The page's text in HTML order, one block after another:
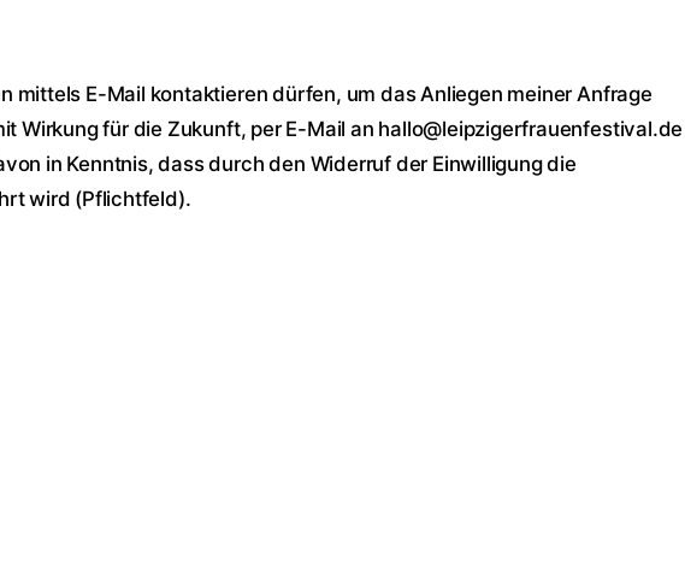
mittels E-Mail kontaktieren dürfen, um das Anliegen meiner Anfrage
für die Zukunft, per E-Mail an hallo@leipzigerfrauenfestival.de
in Kenntnis, dass durch den Widerruf der Einwilligung die
wird (Pflichtfeld).